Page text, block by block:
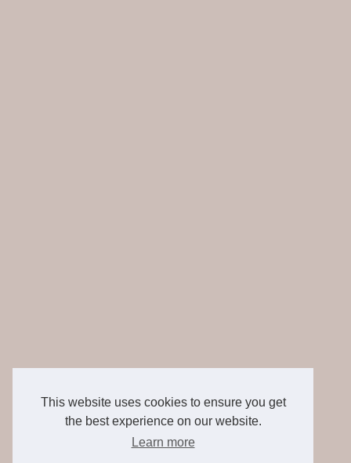
This website uses cookies to ensure you get
the best experience on our website.
Learn more